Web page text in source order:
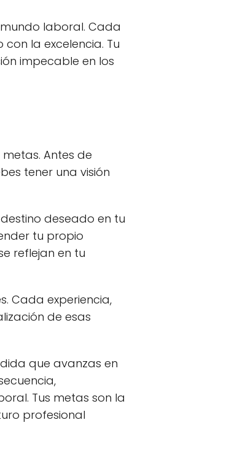
laboral. Cada
la excelencia. Tu
impecable en los
Antes de
tener una visión
deseado en tu
tu propio
reflejan en tu
Cada experiencia,
de esas
que avanzas en
Tus metas son la
profesional